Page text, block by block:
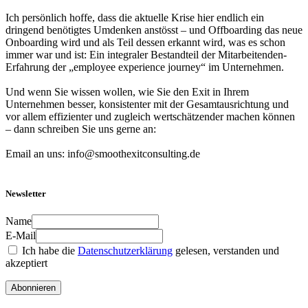
Ich persönlich hoffe, dass die aktuelle Krise hier endlich ein
dringend benötigtes Umdenken anstösst – und Offboarding das neue
Onboarding wird und als Teil dessen erkannt wird, was es schon
immer war und ist: Ein integraler Bestandteil der Mitarbeitenden-
Erfahrung der „employee experience journey“ im Unternehmen.
Und wenn Sie wissen wollen, wie Sie den Exit in Ihrem
Unternehmen besser, konsistenter mit der Gesamtausrichtung und
vor allem effizienter und zugleich wertschätzender machen können
– dann schreiben Sie uns gerne an:
Email an uns: info@smoothexitconsulting.de
Newsletter
Name
E-Mail
Ich habe die Datenschutzerklärung gelesen, verstanden und
akzeptiert